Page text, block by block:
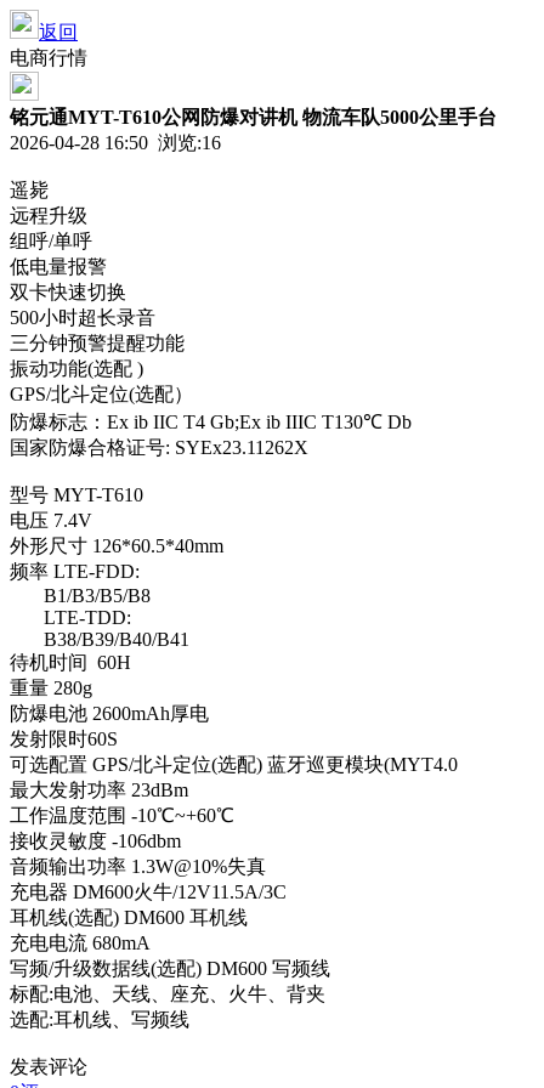
返回
电商行情
铭元通MYT-T610公网防爆对讲机 物流车队5000公里手台
2026-04-28 16:50 浏览:16
遥毙
远程升级
组呼/单呼
低电量报警
双卡快速切换
500小时超长录音
三分钟预警提醒功能
振动功能(选配 )
GPS/北斗定位(选配）
防爆标志：Ex ib IIC T4 Gb;Ex ib IIIC T130℃ Db
国家防爆合格证号: SYEx23.11262X
型号 MYT-T610
电压 7.4V
外形尺寸 126*60.5*40mm
频率 LTE-FDD:
B1/B3/B5/B8
LTE-TDD:
B38/B39/B40/B41
待机时间 60H
重量 280g
防爆电池 2600mAh厚电
发射限时60S
可选配置 GPS/北斗定位(选配) 蓝牙巡更模块(MYT4.0
最大发射功率 23dBm
工作温度范围 -10℃~+60℃
接收灵敏度 -106dbm
音频输出功率 1.3W@10%失真
充电器 DM600火牛/12V11.5A/3C
耳机线(选配) DM600 耳机线
充电电流 680mA
写频/升级数据线(选配) DM600 写频线
标配:电池、天线、座充、火牛、背夹
选配:耳机线、写频线
发表评论